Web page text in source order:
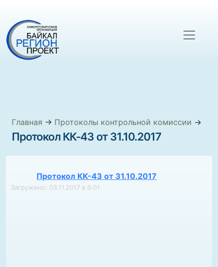
Главная → Протоколы контрольной комиссии →
Протокол КК-43 от 31.10.2017
Протокол КК-43 от 31.10.2017
Загружено: 03.11.2017 в 6:01